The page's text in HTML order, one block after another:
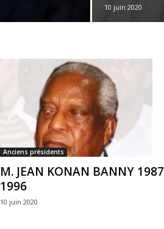
10 juin 2020
Anciens présidents
M. JEAN KONAN BANNY
1996
10 juin 2020